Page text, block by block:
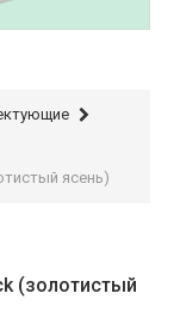
ясень)
(золотистый